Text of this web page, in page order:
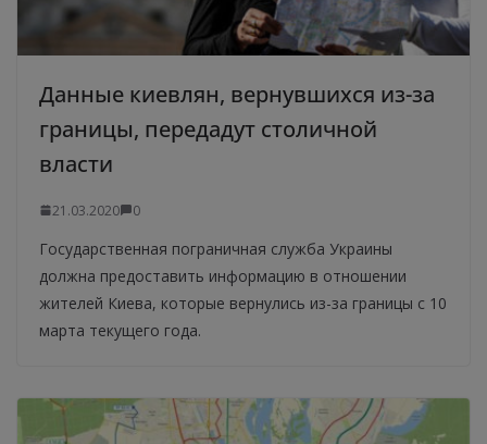
Данные киевлян, вернувшихся из-за
границы, передадут столичной
власти
21.03.2020 0
Государственная пограничная служба Украины
должна предоставить информацию в отношении
жителей Киева, которые вернулись из-за границы с 10
марта текущего года.